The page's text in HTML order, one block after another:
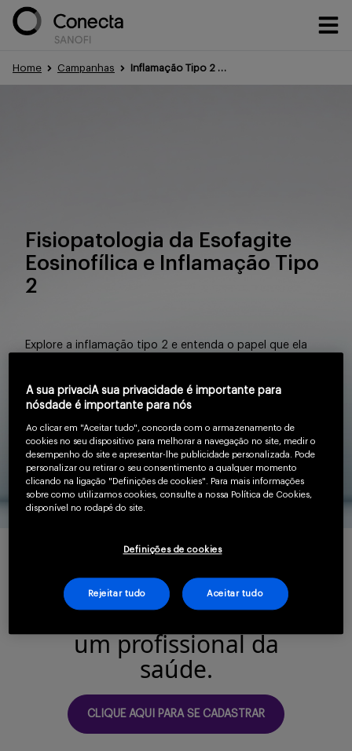
Conteúdos
Treinamentos
Sobre
Cadastrar
Home Campanhas Inflamação Tipo 2 na EoE
Fisiopatologia da Esofagite
Eosinofílica e Inflamação Tipo
2
Explore a inflamação tipo 2 e entenda o papel que ela
Para continuar lendo
confirme que você é
um profissional da
saúde.
CLIQUE AQUI PARA SE CADASTRAR
A sua privaciA sua privacidade é importante para
nósdade é importante para nós
Ao clicar em "Aceitar tudo", concorda com o armazenamento de
cookies no seu dispositivo para melhorar a navegação no site, medir o
desempenho do site e apresentar-lhe publicidade personalizada. Pode
personalizar ou retirar o seu consentimento a qualquer momento
clicando na ligação "Definições de cookies". Para mais informações
sobre como utilizamos cookies, consulte a nossa Política de Cookies,
disponível no rodapé do site.
Definições de cookies
Rejeitar tudo Aceitar tudo